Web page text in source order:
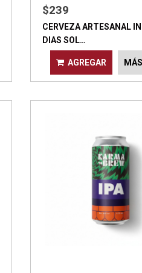
$239
CERVEZA ARTESANAL
DIAS SOL…
AGREGAR